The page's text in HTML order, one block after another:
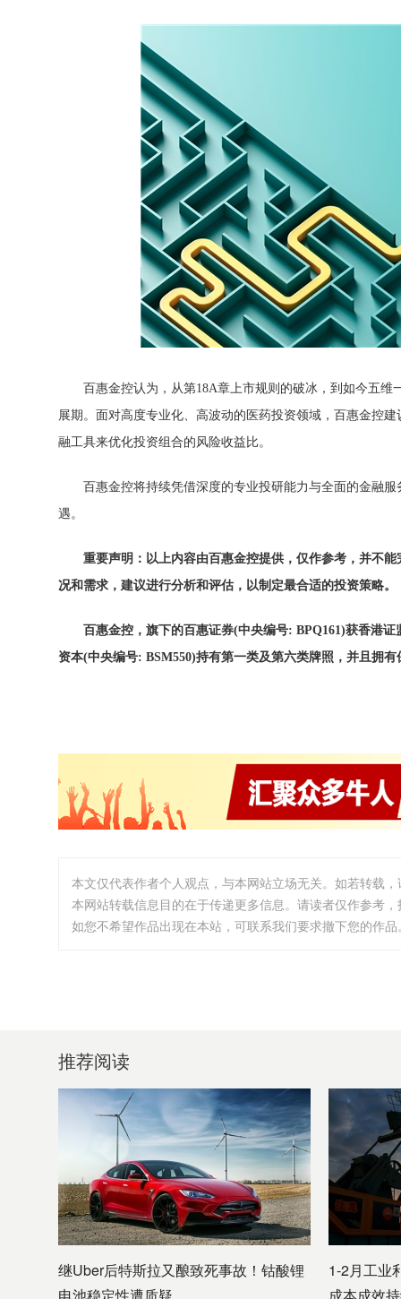
百惠金控认为，从第18A章上市规则的破冰，到如今五
展期。面对高度专业化、高波动的医药投资领域，百惠金控
融工具来优化投资组合的风险收益比。
百惠金控将持续凭借深度的专业投研能力与全面的金融
遇。
重要声明：以上内容由百惠金控提供 ， 仅作参考，并不能
况和需求，建议进行分析和评估，以制定最合适的投资策略。
百惠金控，旗下的百惠证券(中央编号: BPQ161)获香港证
资本(中央编号: BSM550)持有第一类及第六类牌照，并且拥有
本文仅代表作者个人观点，与本网站立场无关。如若转载
本网站转载信息目的在于传递更多信息。请读者仅作参考
如您不希望作品出现在本站，可联系我们要求撤下您的作
推荐阅读
继Uber后特斯拉又酿致死事故！钴酸锂
1-2月工业